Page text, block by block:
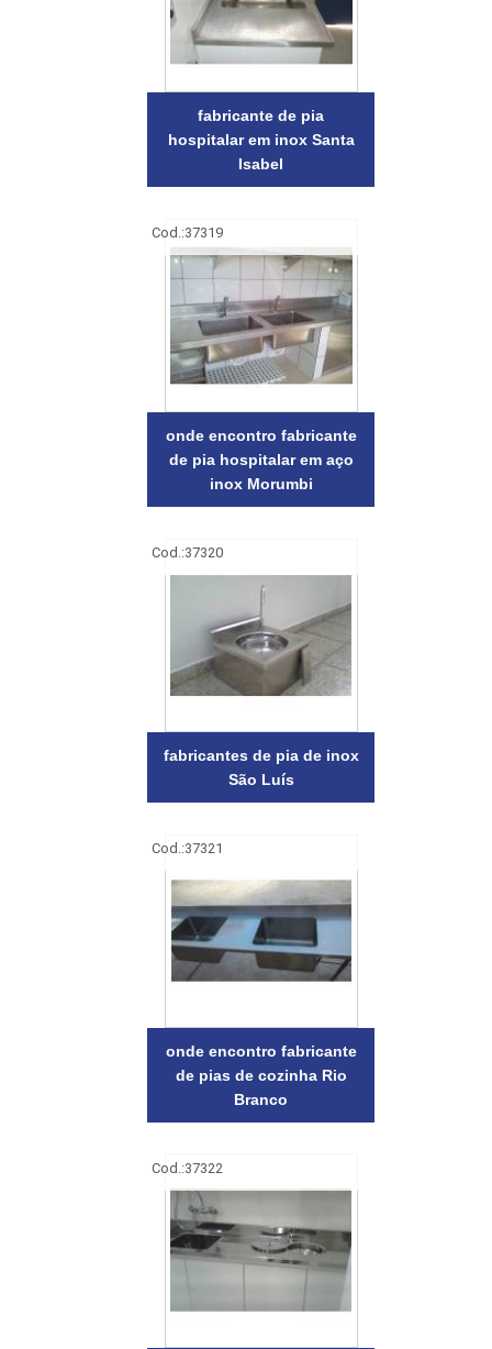
fabricante de pia
hospitalar em inox Santa
Isabel
Cod.:37319
onde encontro fabricante
de pia hospitalar em aço
inox Morumbi
Cod.:37320
fabricantes de pia de inox
São Luís
Cod.:37321
onde encontro fabricante
de pias de cozinha Rio
Branco
Cod.:37322